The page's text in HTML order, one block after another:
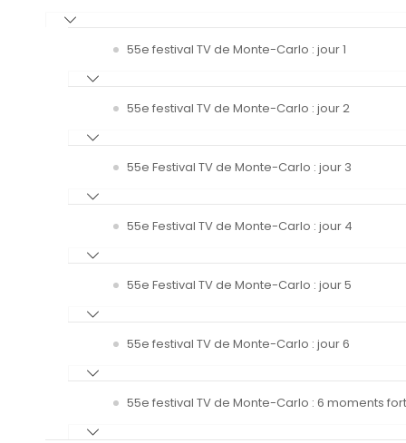
55e festival TV de Monte-Carlo : jour 1
55e festival TV de Monte-Carlo : jour 2
55e Festival TV de Monte-Carlo : jour 3
55e Festival TV de Monte-Carlo : jour 4
55e Festival TV de Monte-Carlo : jour 5
55e festival TV de Monte-Carlo : jour 6
55e festival TV de Monte-Carlo : 6 moments